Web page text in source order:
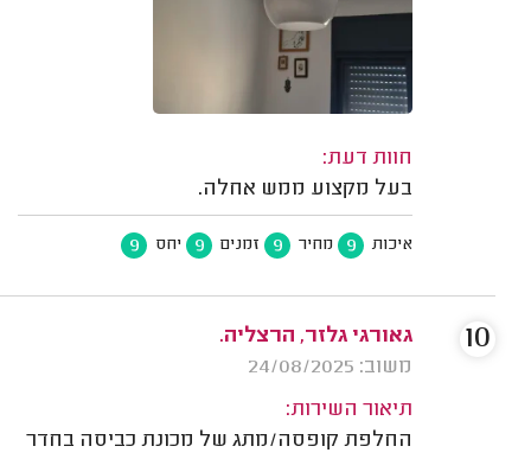
חוות דעת:
בעל מקצוע ממש אחלה.
איכות 9 מחיר 9 זמנים 9 יחס 9
גאורגי גלזר, הרצליה.
משוב: 24/08/2025
תיאור השירות:
החלפת קופסה/מתג של מכונת כביסה בחדר
10